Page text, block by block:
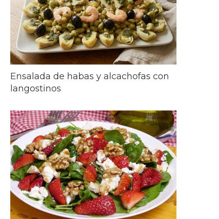
Ensalada de habas y alcachofas con
langostinos